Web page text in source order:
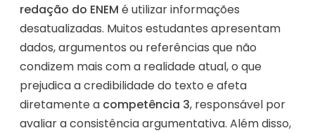
redação do ENEM é utilizar informações
desatualizadas. Muitos estudantes apresentam
dados, argumentos ou referências que não
condizem mais com a realidade atual, o que
prejudica a credibilidade do texto e afeta
diretamente a competência 3, responsável por
avaliar a consistência argumentativa. Além disso,